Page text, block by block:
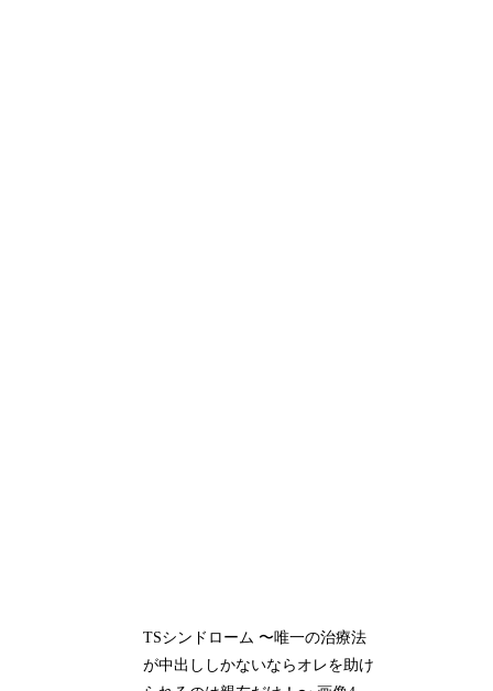
TSシンドローム 〜唯一の治療法
が中出ししかないならオレを助け